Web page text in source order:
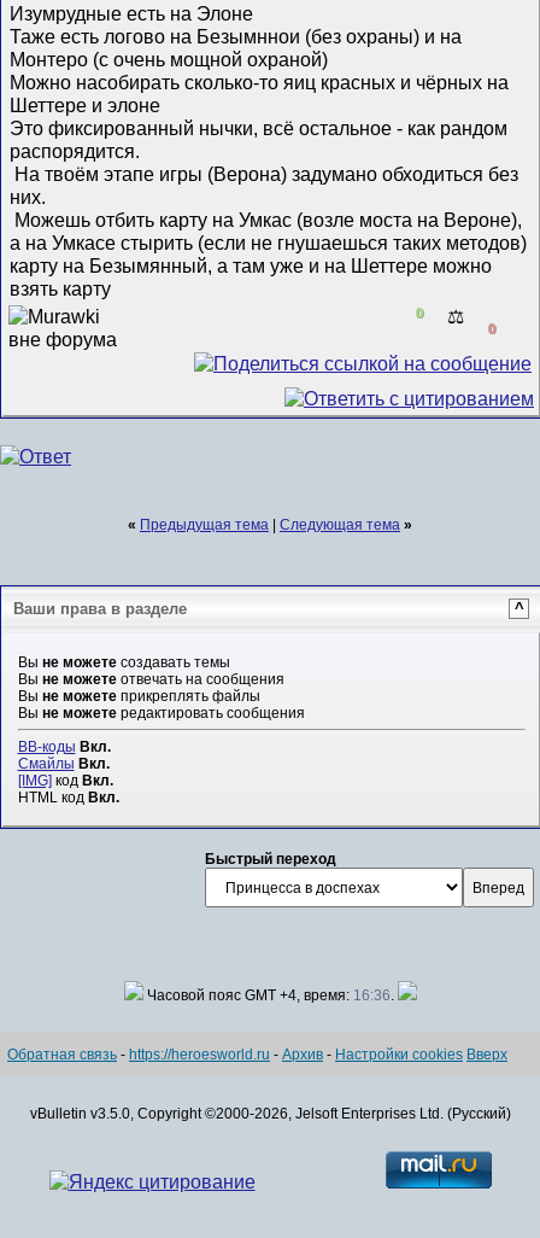
Изумрудные есть на Элоне
Таже есть логово на Безымннои (без охраны) и на
Монтеро (с очень мощной охраной)
Можно насобирать сколько-то яиц красных и чёрных на
Шеттере и элоне
Это фиксированный нычки, всё остальное - как рандом
распорядится.
На твоём этапе игры (Верона) задумано обходиться без
них.
Можешь отбить карту на Умкас (возле моста на Вероне),
а на Умкасе стырить (если не гнушаешься таких методов)
карту на Безымянный, а там уже и на Шеттере можно
взять карту
0 ⚖️
0
« Предыдущая тема Следующая тема »
Ваши права в разделе ^
Вы не можетесоздавать темы
Вы не можетеотвечать на сообщения
Вы не можетеприкреплять файлы
Вы не можетередактировать сообщения
BB-коды Вкл.
Смайлы Вкл.
[IMG]код Вкл.
HTML код Вкл.
Быстрый переход
Часовой пояс GMT +4, время: 16:36.
Обратная связь - https://heroesworld.ru - Архив - Настройки cookies Вверх
vBulletin v3.5.0, Copyright ©2000-2026, Jelsoft Enterprises Ltd. (Русский)